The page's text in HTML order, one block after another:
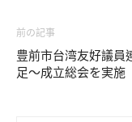
前の記事
豊前市台湾友好議員
足～成立総会を実施